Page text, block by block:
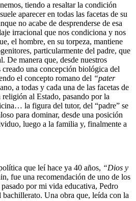
tiendo a resaltar la condición
aparecer en todas las facetas de su
no acabe de desprenderse de esa
irracional que nos condiciona y nos
el hombre, en su torpeza, mantiene
particularmente del padre, que
De manera que, desde nuestros
creado una concepción biológica del
el concepto romano del “pater
a todas y cada una de las facetas de
al Estado, pasando por la
la figura del tutor, del “padre” se
para dominar, desde una posición
luego a la familia y, finalmente a
que leí hace ya 40 años, “Dios y
fue una recomendación de uno de los
por mi vida educativa, Pedro
bachillerato. Una obra que, leída con la